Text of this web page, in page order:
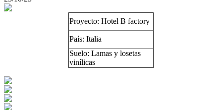
Proyecto: Hotel B factory
País: Italia
Suelo: Lamas y losetas
vinílicas